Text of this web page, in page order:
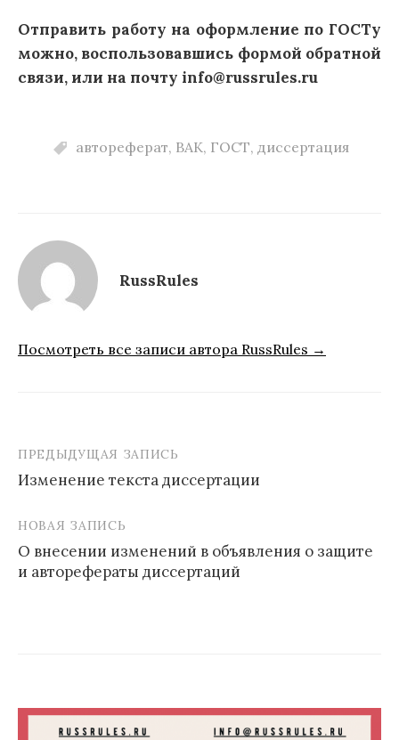
Отправить работу на оформление по ГОСТу
можно, воспользовавшись формой обратной
связи, или на почту info@russrules.ru
автореферат, ВАК, ГОСТ, диссертация
RussRules
Посмотреть все записи автора RussRules →
Навигация
по
записям
ПРЕДЫДУЩАЯ ЗАПИСЬ
Изменение текста диссертации
НОВАЯ ЗАПИСЬ
О внесении изменений в объявления о защите
и авторефераты диссертаций